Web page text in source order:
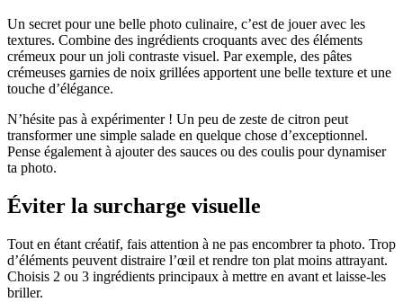
Un secret pour une belle photo culinaire, c’est de jouer avec les
textures. Combine des ingrédients croquants avec des éléments
crémeux pour un joli contraste visuel. Par exemple, des pâtes
crémeuses garnies de noix grillées apportent une belle texture et une
touche d’élégance.
N’hésite pas à expérimenter ! Un peu de zeste de citron peut
transformer une simple salade en quelque chose d’exceptionnel.
Pense également à ajouter des sauces ou des coulis pour dynamiser
ta photo.
Éviter la surcharge visuelle
Tout en étant créatif, fais attention à ne pas encombrer ta photo. Trop
d’éléments peuvent distraire l’œil et rendre ton plat moins attrayant.
Choisis 2 ou 3 ingrédients principaux à mettre en avant et laisse-les
briller.